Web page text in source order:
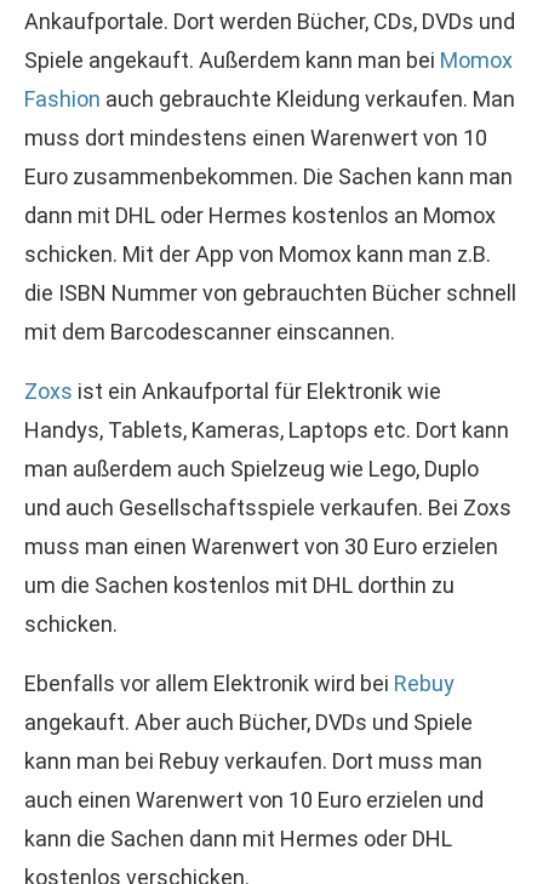
Ankaufportale. Dort werden Bücher, CDs, DVDs und
Spiele angekauft. Außerdem kann man bei Momox
Fashion auch gebrauchte Kleidung verkaufen. Man
muss dort mindestens einen Warenwert von 10
Euro zusammenbekommen. Die Sachen kann man
dann mit DHL oder Hermes kostenlos an Momox
schicken. Mit der App von Momox kann man z.B.
die ISBN Nummer von gebrauchten Bücher schnell
mit dem Barcodescanner einscannen.
Zoxs ist ein Ankaufportal für Elektronik wie
Handys, Tablets, Kameras, Laptops etc. Dort kann
man außerdem auch Spielzeug wie Lego, Duplo
und auch Gesellschaftsspiele verkaufen. Bei Zoxs
muss man einen Warenwert von 30 Euro erzielen
um die Sachen kostenlos mit DHL dorthin zu
schicken.
Ebenfalls vor allem Elektronik wird bei Rebuy
angekauft. Aber auch Bücher, DVDs und Spiele
kann man bei Rebuy verkaufen. Dort muss man
auch einen Warenwert von 10 Euro erzielen und
kann die Sachen dann mit Hermes oder DHL
kostenlos verschicken.